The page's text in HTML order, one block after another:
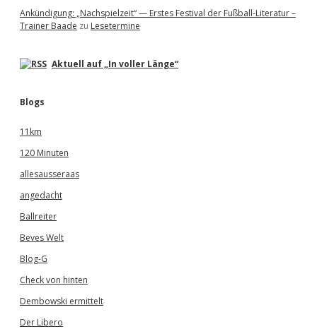
Ankündigung: „Nachspielzeit“ — Erstes Festival der Fußball-Literatur –
Trainer Baade zu Lesetermine
Aktuell auf „In voller Länge“
Blogs
11km
120 Minuten
allesausseraas
angedacht
Ballreiter
Beves Welt
Blog-G
Check von hinten
Dembowski ermittelt
Der Libero